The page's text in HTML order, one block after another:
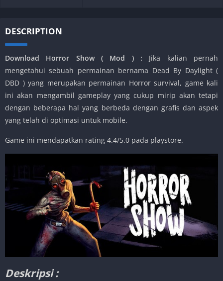
DESCRIPTION
Download Horror Show ( Mod ) : Jika kalian pernah
mengetahui sebuah permainan bernama Dead By Daylight (
DBD ) yang merupakan permainan Horror survival, game kali
ini akan mengambil gameplay yang cukup mirip akan tetapi
dengan beberapa hal yang berbeda dengan grafis dan aspek
yang telah di optimasi untuk mobile.
Game ini mendapatkan rating 4.4/5.0 pada playstore.
Deskripsi :